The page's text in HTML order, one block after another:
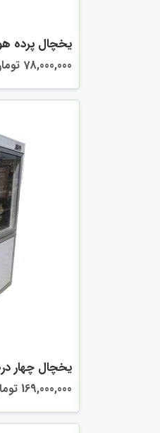
یخچال پرده
78,000,000 تومان
یخچال چهار
169,000,000 تومان